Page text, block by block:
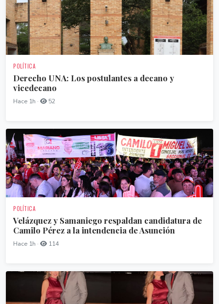
POLÍTICA
Derecho UNA: Los postulantes a decano y
vicedecano
Hace 1h · 52
POLÍTICA
Velázquez y Samaniego respaldan candidatura de
Camilo Pérez a la intendencia de Asunción
Hace 1h · 114